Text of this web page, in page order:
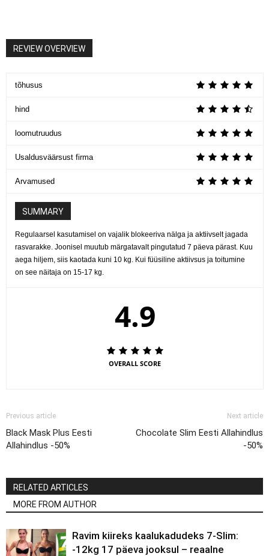
REVIEW OVERVIEW
tõhusus
hind
loomutruudus
Usaldusväärsust firma
Arvamused
SUMMARY
Regulaarsel kasutamisel on vajalik blokeeriva nälga ja aktiivselt jagada
rasvarakke. Joonisel muutub märgatavalt pingutatud 7 päeva pärast. Kuu
aega hiljem, siis kaotada kuni 10 kg. Kui füüsiline aktiivsus ja toitumine
on see näitaja on 15-17 kg.
4.9
OVERALL SCORE
Previous article
Black Mask Plus Eesti
Allahindlus -50%
Next article
Chocolate Slim Eesti Allahindlus
-50%
RELATED ARTICLES
MORE FROM AUTHOR
Ravim kiireks kaalukadudeks 7-Slim:
-12kg 17 päeva jooksul – reaalne